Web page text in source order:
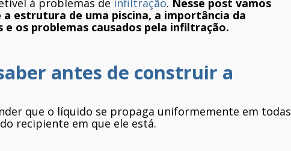
estrutura de uma piscina, a importância da
e os problemas causados pela infiltração.
antes de construir a
que o líquido se propaga uniformemente em todas
recipiente em que ele está.